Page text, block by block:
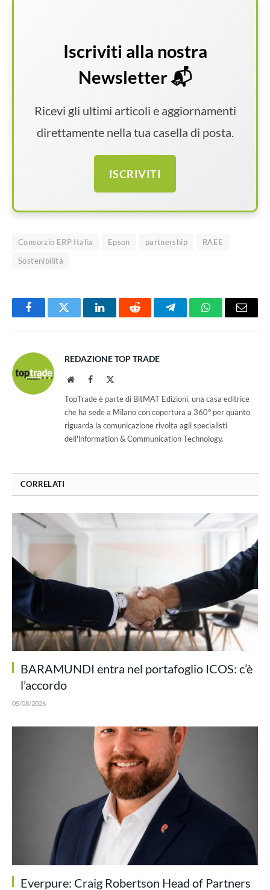
Iscriviti alla nostra
Newsletter 📬
Ricevi gli ultimi articoli e aggiornamenti
direttamente nella tua casella di posta.
ISCRIVITI
Consorzio ERP Italia Epson partnership
RAEE
Sostenibilità
FacebookTwitter LinkedInReddit TelegramWhatsAppEmail
REDAZIONE TOP TRADE
WebsiteFacebook
TopTrade è parte di BitMAT Edizioni, una casa editrice
che ha sede a Milano con copertura a 360° per quanto
riguarda la comunicazione rivolta agli specialisti
dell'lnformation & Communication Technology.
CORRELATI
BARAMUNDI entra nel portafoglio ICOS: c’è
l’accordo
05/08/2026
Everpure: Craig Robertson Head of Partners